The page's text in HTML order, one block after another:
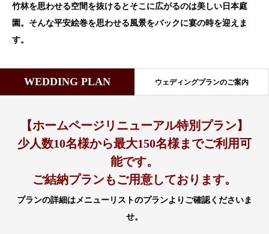
竹林を思わせる空間を抜けるとそこに広がるのは美しい日本庭
園。そんな平安絵巻を思わせる風景をバックに宴の時を迎えま
す。
WEDDING PLAN ウェディングプランのご案内
【ホームページリニューアル特別プラン】
少人数10名様から最大150名様までご利用可
能です。
ご結納プランもご用意しております。
プランの詳細はメニューリストのプランよりご確認くださいま
せ。